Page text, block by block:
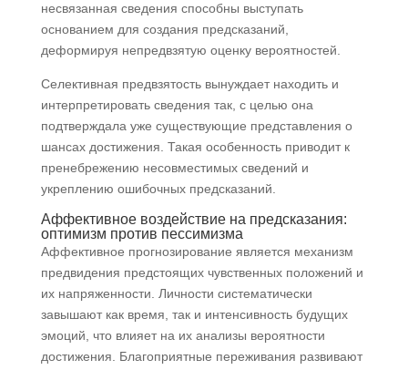
несвязанная сведения способны выступать
основанием для создания предсказаний,
деформируя непредвзятую оценку вероятностей.
Селективная предвзятость вынуждает находить и
интерпретировать сведения так, с целью она
подтверждала уже существующие представления о
шансах достижения. Такая особенность приводит к
пренебрежению несовместимых сведений и
укреплению ошибочных предсказаний.
Аффективное воздействие на предсказания:
оптимизм против пессимизма
Аффективное прогнозирование является механизм
предвидения предстоящих чувственных положений и
их напряженности. Личности систематически
завышают как время, так и интенсивность будущих
эмоций, что влияет на их анализы вероятности
достижения. Благоприятные переживания развивают